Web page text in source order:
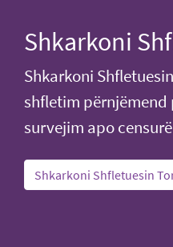
Shkarkoni
Shkarkoni
shfletim
survejim apo
Shkarkoni Shfletuesin